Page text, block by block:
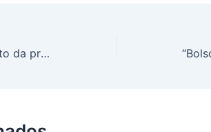
Robinson pede arquivamento da proposta de reforma da previdência